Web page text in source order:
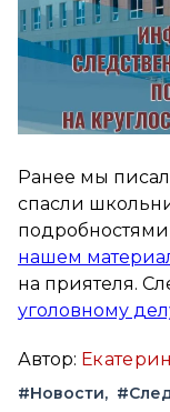
Ранее мы
спасли
нашем
на приятеля.
уголовному
Автор:
#Новости